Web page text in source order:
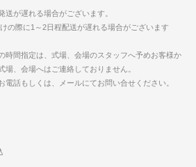
が遅れる場合がございます。
の際に1～2日程配送が遅れる場合がございます
時間指定は、式場、会場のスタッフへ予めお客様か
場、会場へはご連絡しておりません。
話もしくは、メールにてお問い合せください。